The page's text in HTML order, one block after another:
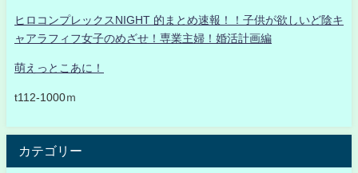
ヒロコンプレックスNIGHT 的まとめ速報！！子供が欲しいど陰キ
ャアラフィフ女子のめざせ！専業主婦！婚活計画編
萌えっとこあに！
t112-1000ｍ
カテゴリー